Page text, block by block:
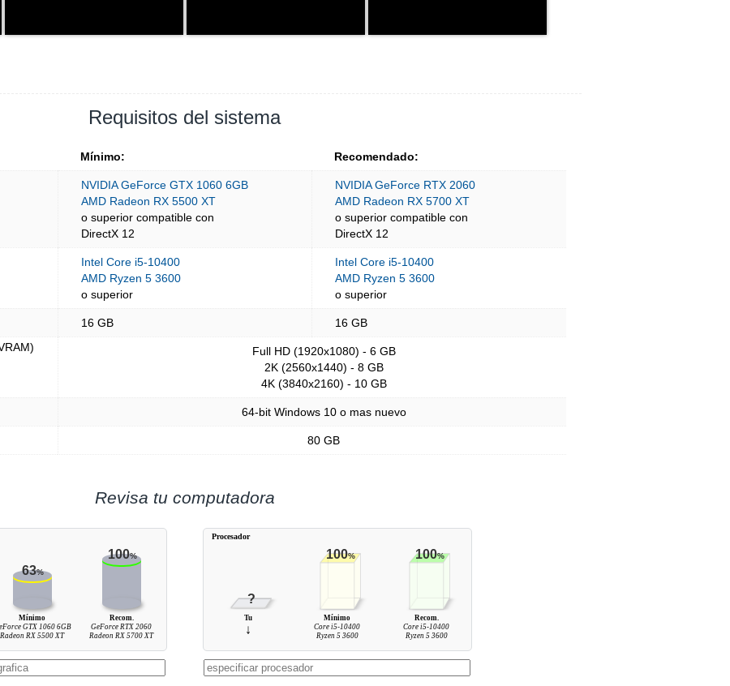
Requisitos del sistema
Mínimo:
Recomendado:
NVIDIA GeForce GTX 1060 6GB
AMD Radeon RX 5500 XT
o superior compatible con
DirectX 12
NVIDIA GeForce RTX 2060
AMD Radeon RX 5700 XT
o superior compatible con
DirectX 12
Intel Core i5-10400
AMD Ryzen 5 3600
o superior
Intel Core i5-10400
AMD Ryzen 5 3600
o superior
16 GB
16 GB
Full HD (1920x1080) - 6 GB
2K (2560x1440) - 8 GB
4K (3840x2160) - 10 GB
64-bit Windows 10 o mas nuevo
80 GB
Revisa tu computadora
63%
100%
Mínimo
GTX 1060 6GB
Radeon RX 5500 XT
Recom.
GeForce RTX 2060
Radeon RX 5700 XT
?
100% 100%
Tu
↓
Mínimo
Core i5-10400
Ryzen 5 3600
Recom.
Core i5-10400
Ryzen 5 3600
Procesador